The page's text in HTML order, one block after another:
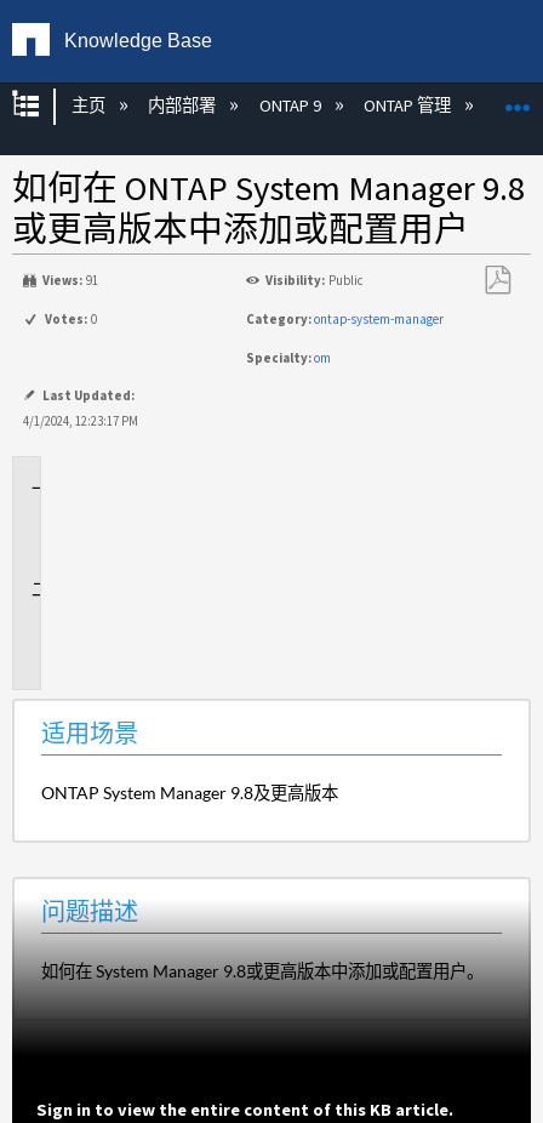
Knowledge Base
扩展/隐缩全局层次
主页 内部部署 ONTAP 9 ONTAP 管理
如何在 ONTAP System Manager 9.8
或更高版本中添加或配置用户
Views: 91 Visibility: Public
Votes: 0 Category:ontap-system-manager
Specialty:om
Last Updated:
4/1/2024, 12:23:17 PM
适用场景
ONTAP System Manager 9.8及更高版本
问题描述
如何在 System Manager 9.8或更高版本中添加或配置用户。
Sign in to view the entire content of this KB article.